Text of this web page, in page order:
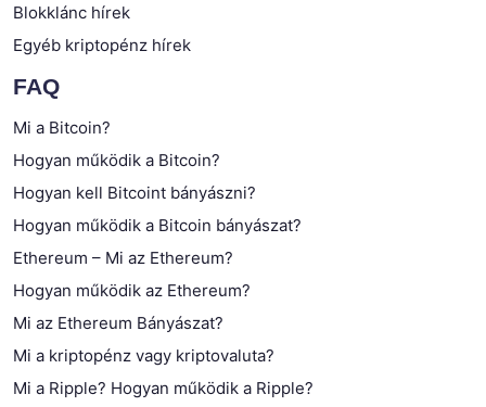
Blokklánc hírek
Egyéb kriptopénz hírek
FAQ
Mi a Bitcoin?
Hogyan működik a Bitcoin?
Hogyan kell Bitcoint bányászni?
Hogyan működik a Bitcoin bányászat?
Ethereum – Mi az Ethereum?
Hogyan működik az Ethereum?
Mi az Ethereum Bányászat?
Mi a kriptopénz vagy kriptovaluta?
Mi a Ripple? Hogyan működik a Ripple?